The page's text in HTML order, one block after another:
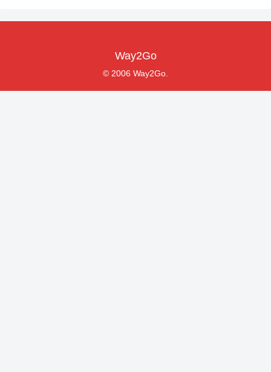
Way2Go
© 2006 Way2Go.